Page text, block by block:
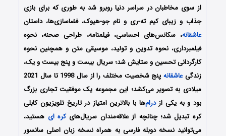
از سوی مخاطبان در سراسر دنیا روبرو شد به طوری که برای بازی
جذاب و زیبای کیم ته-ری و نام جو-هیوک، فضاسازی‌ها، داستان
عاشقانه، سکانس‌های احساسی، فیلمنامه، طراحی صحنه، نحوه
فیلمبرداری، نحوه تدوین و تولید، موسیقی متن و همچنین نحوه
کارگردانی تحسین و ستایش شد؛ سریال بیست و پنج بیست و یک،
زندگیعاشقانه
پنج شخصیت مختلف را از سال 1998 تا سال 2021
میلادی به تصویر می‌کشد؛ این مجموعه یک موفقیت تجاری بزرگ
بود و به یکی ازدرام‌ها با بالاترین امتیاز در تاریخ تلویزیون کابلی
کره تبدیل شد؛ چنانچه از علاقه‌مندان سریال‌هایکره ای هستید،
می‌توانید نسخه دوبله فارسی به همراه نسخه زبان اصلی سانسور